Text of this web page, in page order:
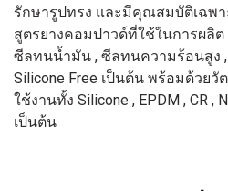
รักษารูปทรง และมีคุณสมบัติเฉพ
สูตรยางคอมปาวด์ที่ใช้ในการผลิต
ซีลทนน้ำมัน , ซีลทนความร้อนสูง
Silicone Free เป็นต้น พร้อมด้วย
ใช้งานทั้ง Silicone , EPDM , CR ,
เป็นต้น